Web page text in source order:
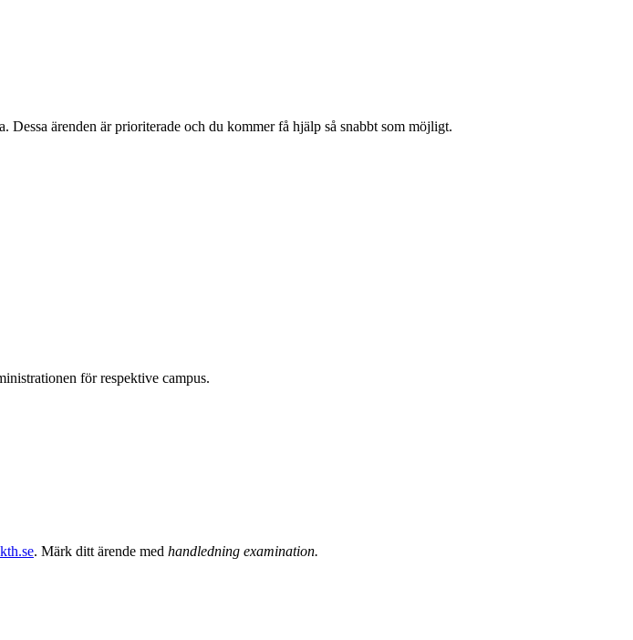
Dessa ärenden är prioriterade och du kommer få hjälp så snabbt som möjligt.
för respektive campus.
. Märk ditt ärende med handledning examination.